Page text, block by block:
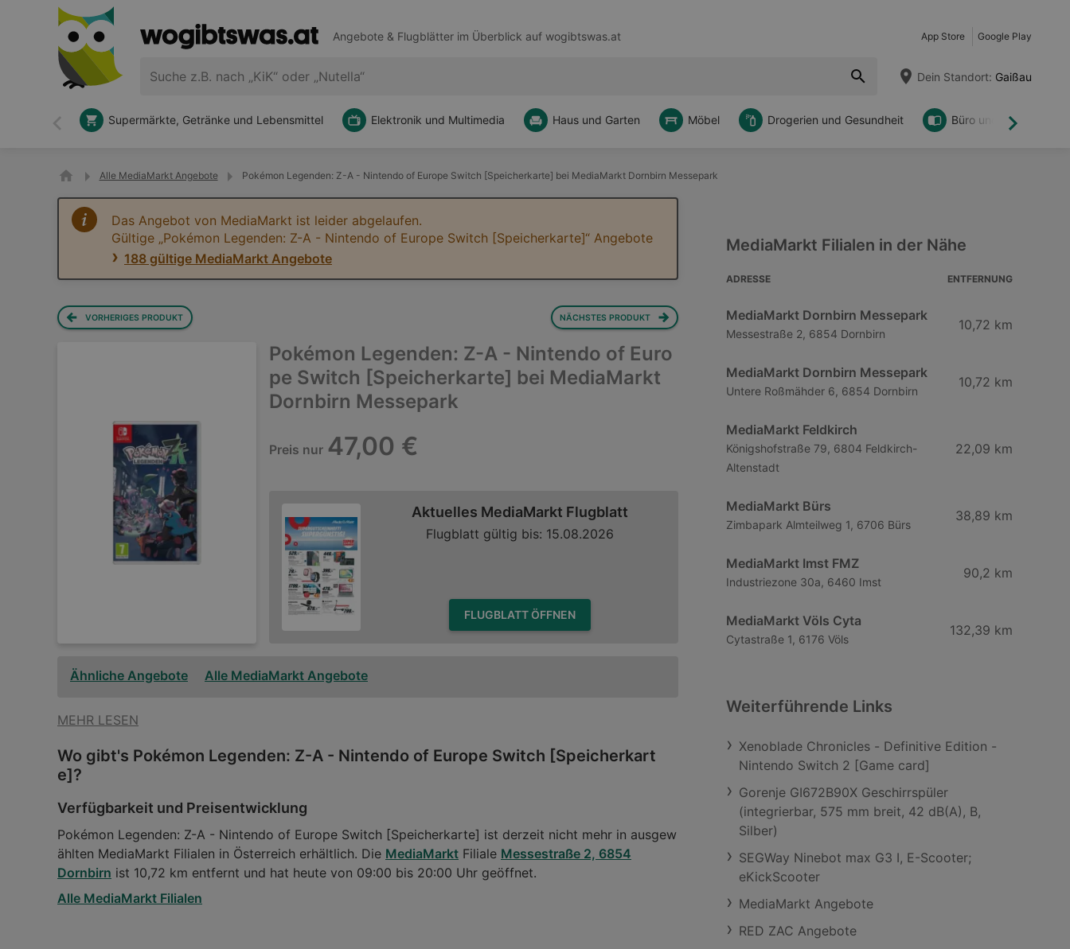
Angebote & Flugblätter im Überblick auf wogibtswas.at App Store Google Play
Dein Standort: Gaißau
Zurück Weiter
Supermärkte, Getränke und Lebensmittel Elektronik und Multimedia Haus und Garten Möbel Drogerien und Gesundheit Büro und DIY
Alle MediaMarkt Angebote Pokémon Legenden: Z-A - Nintendo of Europe Switch [Speicherkarte] bei MediaMarkt Dornbirn Messepark
Das Angebot von MediaMarkt ist leider abgelaufen.
Gültige „Pokémon Legenden: Z-A - Nintendo of Europe Switch [Speicherkarte]“ Angebote
188 gültige MediaMarkt Angebote
VORHERIGES PRODUKT NÄCHSTES PRODUKT
Pokémon Legenden: Z-A - Nintendo of Euro
pe Switch [Speicherkarte] bei MediaMarkt
Dornbirn Messepark
Preis nur 47,00 €
Aktuelles MediaMarkt Flugblatt
Flugblatt gültig bis: 15.08.2026
FLUGBLATT ÖFFNEN
Ähnliche Angebote Alle MediaMarkt Angebote
MEHR LESEN
Wo gibt's Pokémon Legenden: Z-A - Nintendo of Europe Switch [Speicherkart
e]?
Verfügbarkeit und Preisentwicklung
Pokémon Legenden: Z-A - Nintendo of Europe Switch [Speicherkarte] ist derzeit nicht mehr in ausgew
ählten MediaMarkt Filialen in Österreich erhältlich. Die MediaMarkt Filiale Messestraße 2, 6854
Dornbirn ist 10,72 km entfernt und hat heute von 09:00 bis 20:00 Uhr geöffnet.
Alle MediaMarkt Filialen
MediaMarkt Filialen in der Nähe
ADRESSE ENTFERNUNG
MediaMarkt Dornbirn Messepark
Messestraße 2, 6854 Dornbirn
10,72 km
MediaMarkt Dornbirn Messepark
Untere Roßmähder 6, 6854 Dornbirn
10,72 km
MediaMarkt Feldkirch
Königshofstraße 79, 6804 Feldkirch-
Altenstadt
22,09 km
MediaMarkt Bürs
Zimbapark Almteilweg 1, 6706 Bürs
38,89 km
MediaMarkt Imst FMZ
Industriezone 30a, 6460 Imst
90,2 km
MediaMarkt Völs Cyta
Cytastraße 1, 6176 Völs
132,39 km
Weiterführende Links
Xenoblade Chronicles - Definitive Edition -
Nintendo Switch 2 [Game card]
Gorenje GI672B90X Geschirrspüler
(integrierbar, 575 mm breit, 42 dB(A), B,
Silber)
SEGWay Ninebot max G3 I, E-Scooter;
eKickScooter
MediaMarkt Angebote
RED ZAC Angebote